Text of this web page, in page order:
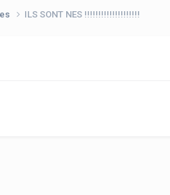
ILS SONT NES !!!!!!!!!!!!!!!!!!!!